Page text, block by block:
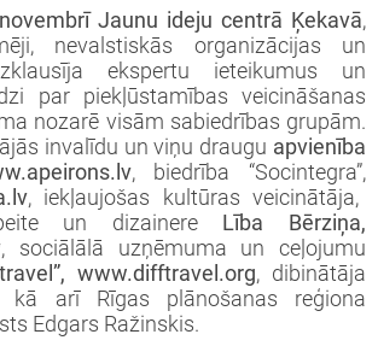
Jaunu ideju centrā Ķekavā,
nevalstiskās organizācijas un
ekspertu ieteikumus un
par piekļūstamības veicināšanas
nozarē visām sabiedrības grupām.
invalīdu un viņu draugu apvienība
, biedrība “Socintegra”,
, iekļaujošas kultūras veicinātāja,
un dizainere
Lība Bērziņa,
, sociālālā uzņēmuma un ceļojumu
www.difftravel.org, dibinātāja
kā arī Rīgas plānošanas reģiona
Edgars Ražinskis.
rekvizītiīstenošana 2009-
īstenošana 2009-
rezultāti